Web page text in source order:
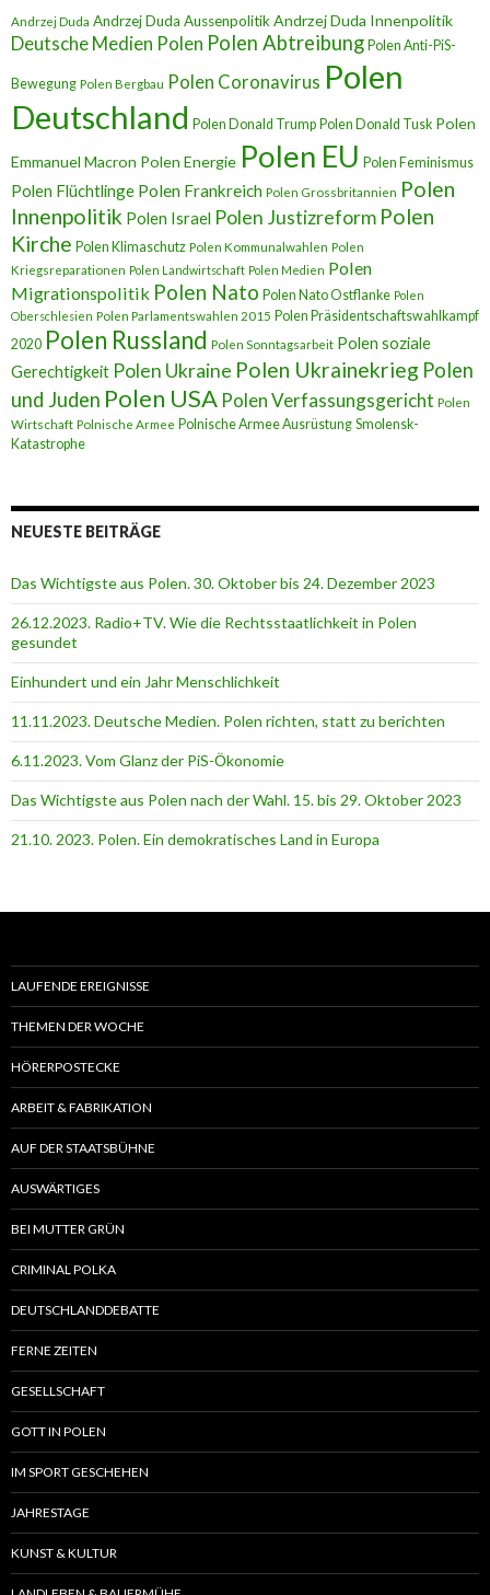
Andrzej Duda Andrzej Duda AussenpolitikAndrzej Duda Innenpolitik
Deutsche Medien Polen Polen Abtreibung Polen Anti-PiS-
Bewegung Polen Bergbau Polen Coronavirus Polen
Deutschland Polen Donald Trump Polen Donald Tusk Polen
Emmanuel Macron Polen Energie Polen EU Polen Feminismus
Polen Flüchtlinge Polen Frankreich Polen Grossbritannien Polen
Innenpolitik Polen Israel Polen Justizreform Polen
Kirche Polen Klimaschutz Polen Kommunalwahlen Polen
Kriegsreparationen Polen Landwirtschaft Polen Medien Polen
Migrationspolitik Polen Nato Polen Nato Ostflanke Polen
Oberschlesien Polen Parlamentswahlen 2015 Polen Präsidentschaftswahlkampf
2020 Polen Russland Polen Sonntagsarbeit Polen soziale
Gerechtigkeit Polen Ukraine Polen Ukrainekrieg Polen
und Juden Polen USA Polen Verfassungsgericht Polen
Wirtschaft Polnische Armee Polnische Armee Ausrüstung Smolensk-
Katastrophe
NEUESTE BEITRÄGE
Das Wichtigste aus Polen. 30. Oktober bis 24. Dezember 2023
26.12.2023. Radio+TV. Wie die Rechtsstaatlichkeit in Polen
gesundet
Einhundert und ein Jahr Menschlichkeit
11.11.2023. Deutsche Medien. Polen richten, statt zu berichten
6.11.2023. Vom Glanz der PiS-Ӧkonomie
Das Wichtigste aus Polen nach der Wahl. 15. bis 29. Oktober 2023
21.10. 2023. Polen. Ein demokratisches Land in Europa
LAUFENDE EREIGNISSE
THEMEN DER WOCHE
HÖRERPOSTECKE
ARBEIT & FABRIKATION
AUF DER STAATSBÜHNE
AUSWÄRTIGES
BEI MUTTER GRÜN
CRIMINAL POLKA
DEUTSCHLANDDEBATTE
FERNE ZEITEN
GESELLSCHAFT
GOTT IN POLEN
IM SPORT GESCHEHEN
JAHRESTAGE
KUNST & KULTUR